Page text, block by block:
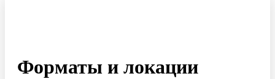
Форматы и локации